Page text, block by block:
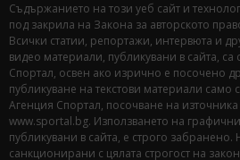
Съдържанието на този уеб сайт и
под закрила на Закона за авторското
Всички статии, репортажи, интервюта и
видео материали, публикувани в сайта, са
Спортал, освен ако изрично е посочено
публикуване на текстови материали само
Агенция Спортал, посочване на
www.sportal.bg. Използването на
публикувани в сайта, е строго
санкционирани с цялата строгост на